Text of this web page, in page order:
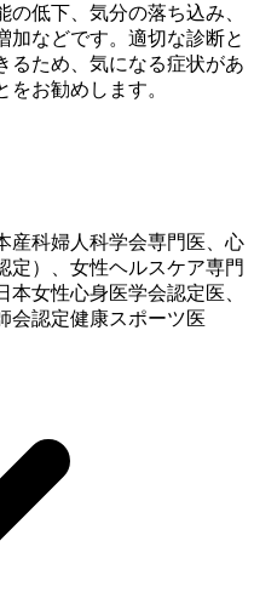
低下、気分の落ち込み、
加などです。適切な診断と
るため、気になる症状があ
お勧めします。
産科婦人科学会専門医、心
定）、女性ヘルスケア専門
女性心身医学会認定医、
会認定健康スポーツ医